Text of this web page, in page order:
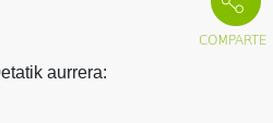
aurrera: